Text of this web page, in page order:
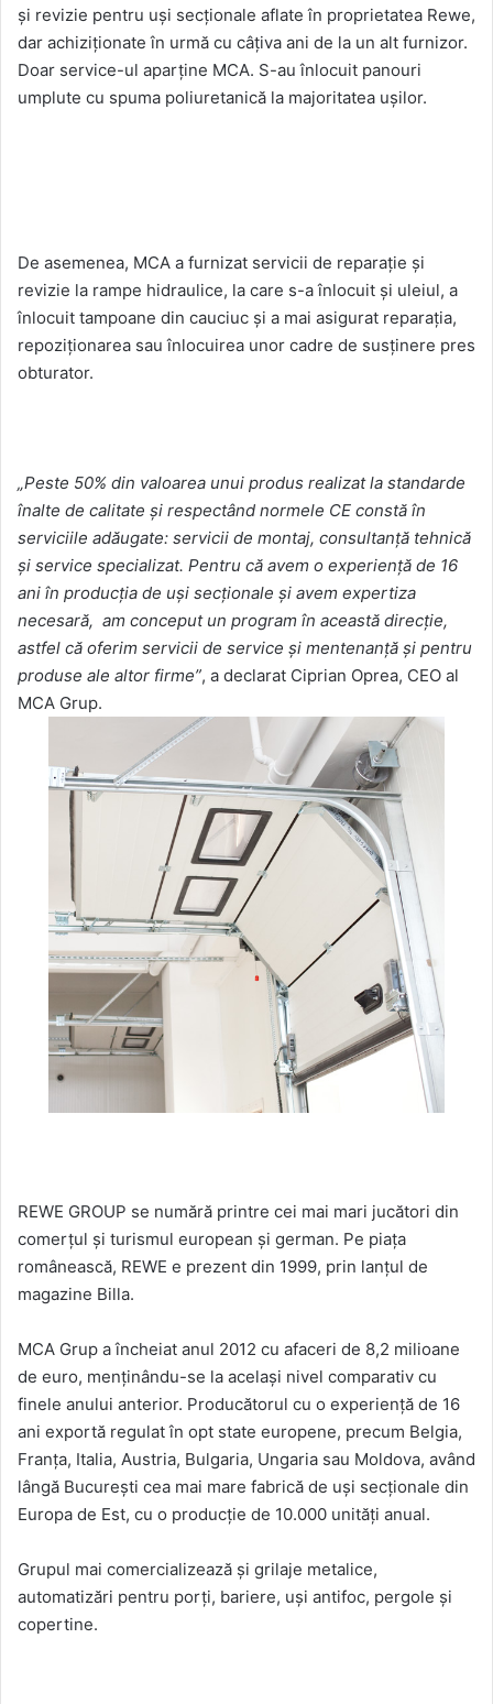
şi revizie pentru uşi secţionale aflate în proprietatea Rewe,
dar achiziţionate în urmă cu câţiva ani de la un alt furnizor.
Doar service-ul aparţine MCA. S-au înlocuit panouri
umplute cu spuma poliuretanică la majoritatea uşilor.
De asemenea, MCA a furnizat servicii de reparaţie şi
revizie la rampe hidraulice, la care s-a înlocuit şi uleiul, a
înlocuit tampoane din cauciuc şi a mai asigurat reparaţia,
repoziţionarea sau înlocuirea unor cadre de susţinere pres
obturator.
„Peste 50% din valoarea unui produs realizat la standarde
înalte de calitate şi respectând normele CE constă în
serviciile adăugate: servicii de montaj, consultanţă tehnică
şi service specializat. Pentru că avem o experiență de 16
ani în producția de uși secționale și avem expertiza
necesară, am conceput un program în această direcţie,
astfel că oferim servicii de service și mentenanță și pentru
produse ale altor firme”, a declarat Ciprian Oprea, CEO al
MCA Grup.
REWE GROUP se numără printre cei mai mari jucători din
comerţul şi turismul european şi german. Pe piaţa
românească, REWE e prezent din 1999, prin lanţul de
magazine Billa.
MCA Grup a încheiat anul 2012 cu afaceri de 8,2 milioane
de euro, menţinându-se la acelaşi nivel comparativ cu
finele anului anterior. Producătorul cu o experienţă de 16
ani exportă regulat în opt state europene, precum Belgia,
Franţa, Italia, Austria, Bulgaria, Ungaria sau Moldova, având
lângă Bucureşti cea mai mare fabrică de uşi secţionale din
Europa de Est, cu o producţie de 10.000 unităţi anual.
Grupul mai comercializează și grilaje metalice,
automatizări pentru porți, bariere, uși antifoc, pergole şi
copertine.